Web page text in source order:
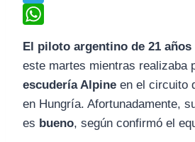
Telegram
El piloto argentino de 21 años
este martes mientras realizaba
escudería Alpine en el circuito
en Hungría. Afortunadamente,
es bueno, según confirmó el